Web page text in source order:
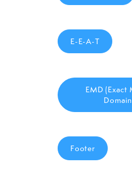
E-E-A-T
EMD (Exact
Footer